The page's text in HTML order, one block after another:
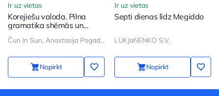
Ir uz vietas
Korejiešu valoda. Pilna
gramatika shēmās un
Čun In Sun, Anastasija Pogadaeva
Nopirkt
Ir uz vietas
Septi dienas līdz Megiddo
LUKJaNENKO S.V.
Nopirkt